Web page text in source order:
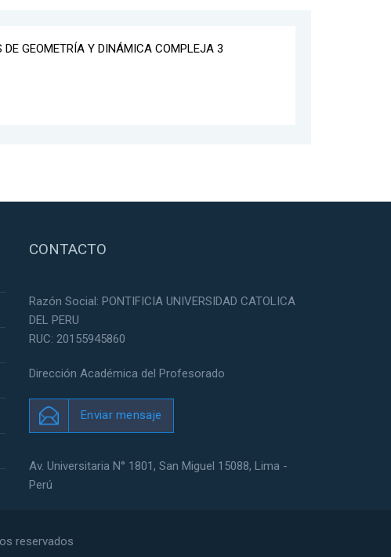
GEOMETRÍA Y DINÁMICA COMPLEJA 3
CONTACTO
Razón Social: PONTIFICIA UNIVERSIDAD CATOLICA
DEL PERU
RUC: 20155945860
Dirección Académica del Profesorado
Enviar mensaje
Av. Universitaria N° 1801, San Miguel 15088, Lima -
Perú
reservados